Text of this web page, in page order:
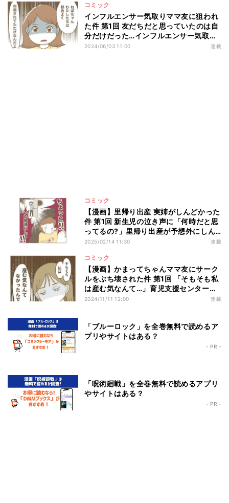
コミック
インフルエンサー気取りママ友に狙われ
た件 第1回 友だちだと思っていたのは自
分だけだった…インフルエンサー気取り
のママ友が巻き起こすトラブルとは
2024/06/03 11:00 連載
コミック
【漫画】里帰り出産 実姉がしんどかった
件 第1回 新生児の泣き声に「何時だと思
ってるの?」里帰り出産が予想外にしん
どかった話
2025/02/14 11:30 連載
コミック
【漫画】かまってちゃんママ友にサーク
ルをぶち壊された件 第1回 「そもそも私
は産む気なんて…」育児支援センターで
爆弾発言!?
2024/11/11 12:00 連載
「ブルーロック」を全巻無料で読めるア
プリやサイトはある？
- PR -
「呪術廻戦」を全巻無料で読めるアプリ
やサイトはある？
- PR -